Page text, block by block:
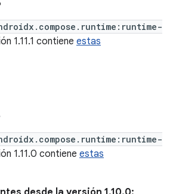
1.11.1 contiene estas
1.11.0 contiene estas